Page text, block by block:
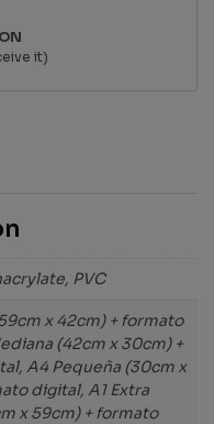
it)
PVC
x 42cm) + formato
(42cm x 30cm) +
A4 Pequeña (30cm x
digital, A1 Extra
x 59cm) + formato